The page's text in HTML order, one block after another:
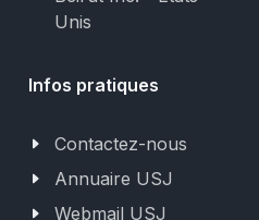
Unis
Infos pratiques
Contactez-nous
Annuaire USJ
Webmail USJ